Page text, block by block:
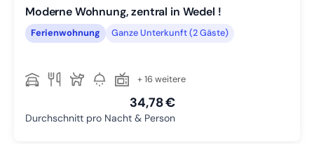
Moderne Wohnung, zentral in Wedel !
Ferienwohnung Ganze Unterkunft (2 Gäste)
+ 16 weitere
34,78 €
Durchschnitt pro Nacht & Person